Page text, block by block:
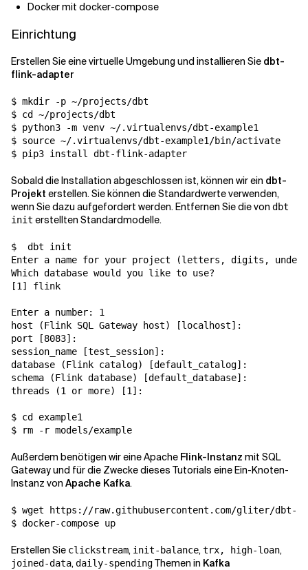
Docker mit docker-compose
Einrichtung
Erstellen Sie eine virtuelle Umgebung und installieren Sie dbt-
flink-adapter
$ mkdir -p ~/projects/dbt
$ cd ~/projects/dbt
$ python3 -m venv ~/.virtualenvs/dbt-example1
$ source ~/.virtualenvs/dbt-example1/bin/activate
$ pip3 install dbt-flink-adapter
Sobald die Installation abgeschlossen ist, können wir ein dbt-
Projekt erstellen. Sie können die Standardwerte verwenden,
wenn Sie dazu aufgefordert werden. Entfernen Sie die von dbt
init erstellten Standardmodelle.
$  dbt init
Enter a name for your project (letters, digits,
Which database would you like to use?
[1] flink
Enter a number: 1
host (Flink SQL Gateway host) [localhost]:
port [8083]:
session_name [test_session]:
database (Flink catalog) [default_catalog]:
schema (Flink database) [default_database]:
threads (1 or more) [1]:
$ cd example1
$ rm -r models/example
Außerdem benötigen wir eine Apache Flink-Instanz mit SQL
Gateway und für die Zwecke dieses Tutorials eine Ein-Knoten-
Instanz von Apache Kafka.
$ wget https://raw.githubusercontent.com/gliter/dbt-
$ docker-compose up
Erstellen Sie clickstream, init-balance,trx, high-loan,
joined-data,daily-spendingThemen in Kafka